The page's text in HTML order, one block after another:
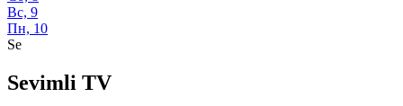
Вс, 9
Пн, 10
Se
Sevimli TV